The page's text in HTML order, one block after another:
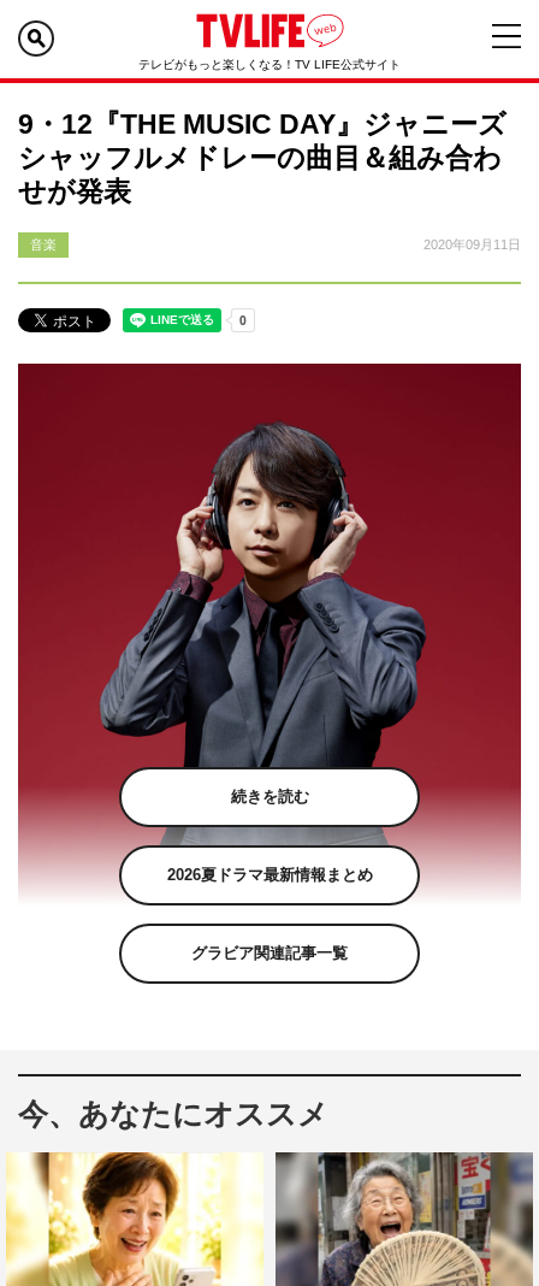
テレビがもっと楽しくなる！TV LIFE公式サイト
9・12『THE MUSIC DAY』ジャニーズ
シャッフルメドレーの曲目＆組み合わ
せが発表
音楽 2020年09月11日
『THE MUSIC DAY』の目玉企画の1つ、ジャニーズシャ
ッフルメドレーの組み合わせが発表された。
今年は「人はなぜ歌うのか？」をテーマに、人々に元気を
届けるため、愛を伝えるためにさまざまな想いを歌で届け
る豪華アーティストたちが集結。
続きを読む
2026夏ドラマ最新情報まとめ
グラビア関連記事一覧
今、あなたにオススメ